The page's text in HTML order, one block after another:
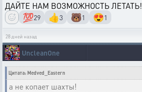
ДАЙТЕ НАМ ВОЗМОЖНОСТЬ ЛЕТАТЬ!
💯29 👍3 🐻1 😍1
28 дней назад
UncleanOne
Цитата: Medved_Eastern
а не копает шахты!